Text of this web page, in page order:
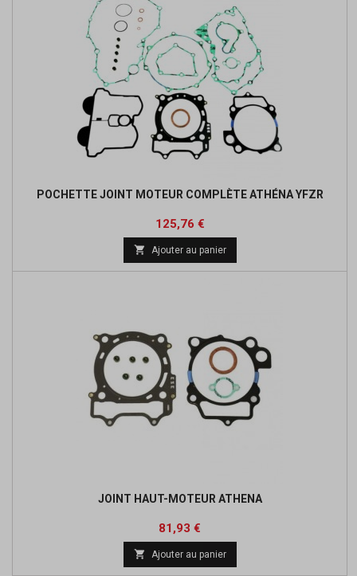
POCHETTE JOINT MOTEUR COMPLÈTE ATHÉNA YFZR
Prix
125,76 €Prix
de
base
 Ajouter au panier
JOINT HAUT-MOTEUR ATHENA
Prix
81,93 €
base
 Ajouter au panier